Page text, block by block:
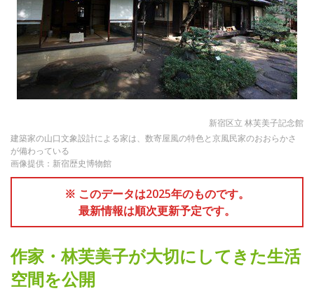
新宿区立 林芙美子記念館
建築家の山口文象設計による家は、数寄屋風の特色と京風民家のおおらかさ
が備わっている
画像提供：新宿歴史博物館
※ このデータは2025年のものです。
最新情報は順次更新予定です。
作家・林芙美子が大切にしてきた生活
空間を公開